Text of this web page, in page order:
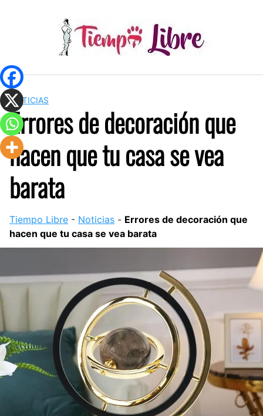
NOTICIAS
Errores de decoración que
hacen que tu casa se vea
barata
Tiempo Libre - Noticias - Errores de decoración que
hacen que tu casa se vea barata